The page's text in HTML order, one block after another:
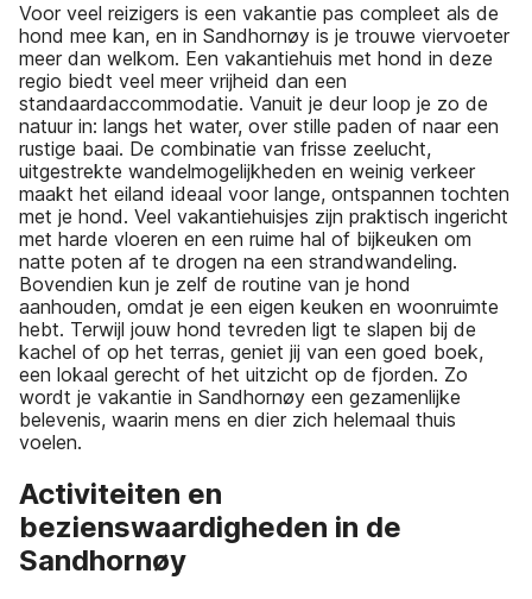
Voor veel reizigers is een vakantie pas compleet als de
hond mee kan, en in Sandhornøy is je trouwe viervoeter
meer dan welkom. Een vakantiehuis met hond in deze
regio biedt veel meer vrijheid dan een
standaardaccommodatie. Vanuit je deur loop je zo de
natuur in: langs het water, over stille paden of naar een
rustige baai. De combinatie van frisse zeelucht,
uitgestrekte wandelmogelijkheden en weinig verkeer
maakt het eiland ideaal voor lange, ontspannen tochten
met je hond. Veel vakantiehuisjes zijn praktisch ingericht
met harde vloeren en een ruime hal of bijkeuken om
natte poten af te drogen na een strandwandeling.
Bovendien kun je zelf de routine van je hond
aanhouden, omdat je een eigen keuken en woonruimte
hebt. Terwijl jouw hond tevreden ligt te slapen bij de
kachel of op het terras, geniet jij van een goed boek,
een lokaal gerecht of het uitzicht op de fjorden. Zo
wordt je vakantie in Sandhornøy een gezamenlijke
belevenis, waarin mens en dier zich helemaal thuis
voelen.
Activiteiten en
bezienswaardigheden in de
Sandhornøy